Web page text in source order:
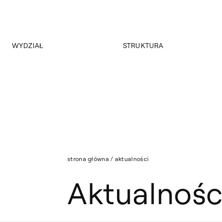
WYDZIAŁ STRUKTURA
strona główna / aktualności